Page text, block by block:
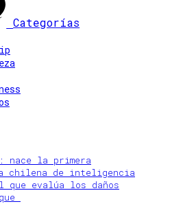
Categorías
nace la primera
chilena de inteligencia
evalúa los daños